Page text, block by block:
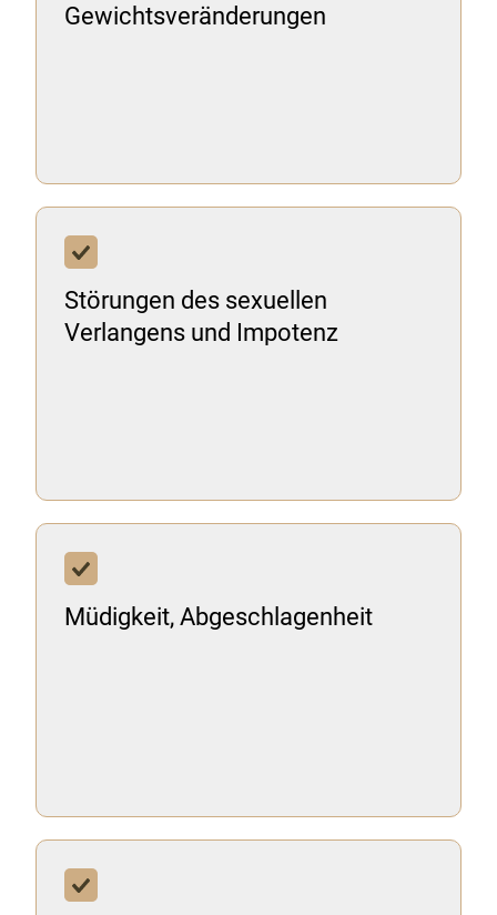
Gewichtsveränderungen
Störungen des sexuellen
Verlangens und Impotenz
Müdigkeit, Abgeschlagenheit